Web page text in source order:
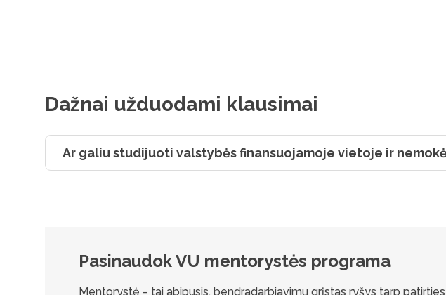
Dažnai užduodami klausimai
Ar galiu studijuoti valstybės finansuojamoje vietoje ir
Pasinaudok VU mentorystės programa
Mentorystė – tai abipusis, bendradarbiavimu grįstas ryšys tarp